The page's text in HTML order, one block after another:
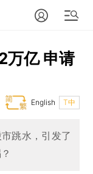
万亿 申请
T中
English
跳水，引发了